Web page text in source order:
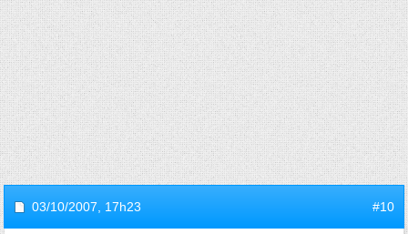
03/10/2007, 17h23 #10